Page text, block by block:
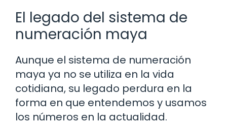
El legado del sistema de
numeración maya
Aunque el sistema de numeración
maya ya no se utiliza en la vida
cotidiana, su legado perdura en la
forma en que entendemos y usamos
los números en la actualidad.